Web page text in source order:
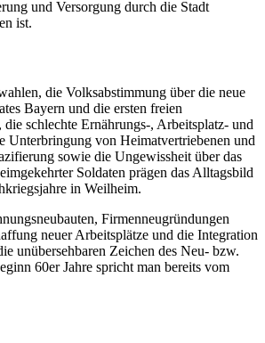
und Versorgung durch die Stadt
ist.
die Volksabstimmung über die neue
Bayern und die ersten freien
schlechte Ernährungs-, Arbeitsplatz- und
Unterbringung von Heimatvertriebenen und
sowie die Ungewissheit über das
Soldaten prägen das Alltagsbild
in Weilheim.
Firmenneugründungen
neuer Arbeitsplätze und die Integration
unübersehbaren Zeichen des Neu- bzw.
60er Jahre spricht man bereits vom